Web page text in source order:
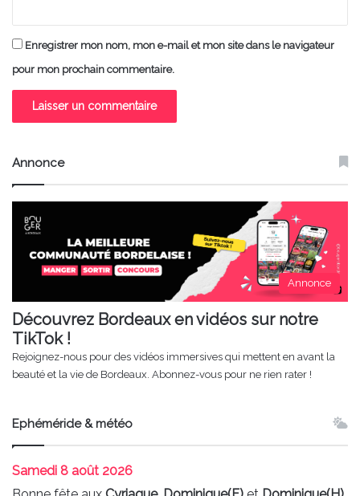
Enregistrer mon nom, mon e-mail et mon site dans le navigateur
pour mon prochain commentaire.
Annonce
Annonce
Découvrez Bordeaux en vidéos sur notre
TikTok !
Rejoignez-nous pour des vidéos immersives qui mettent en avant la
beauté et la vie de Bordeaux. Abonnez-vous pour ne rien rater !
Ephéméride & météo
Samedi 8 août 2026